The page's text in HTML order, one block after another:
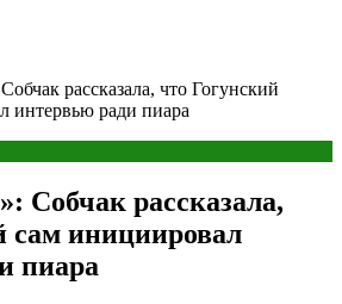
рассказала, что Гогунский
интервью ради пиара
Собчак рассказала,
сам инициировал
пиара